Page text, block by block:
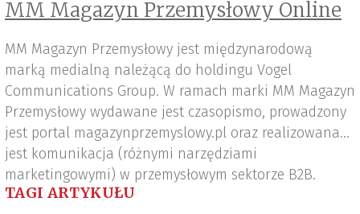
MM Magazyn Przemysłowy Online
MM Magazyn Przemysłowy jest międzynarodową
marką medialną należącą do holdingu Vogel
Communications Group. W ramach marki MM Magazyn
Przemysłowy wydawane jest czasopismo, prowadzony
jest portal magazynprzemyslowy.pl oraz realizowana
jest komunikacja (różnymi narzędziami
marketingowymi) w przemysłowym sektorze B2B.
TAGI ARTYKUŁU